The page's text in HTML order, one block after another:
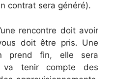
contrat sera généré).
rencontre doit avoir
doit être pris. Une
prend fin, elle sera
tenir compte des